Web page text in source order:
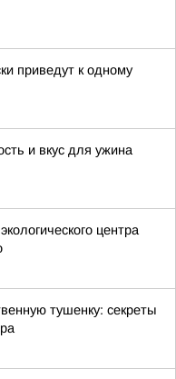
приведут к одному
и вкус для ужина
центра
тушенку: секреты